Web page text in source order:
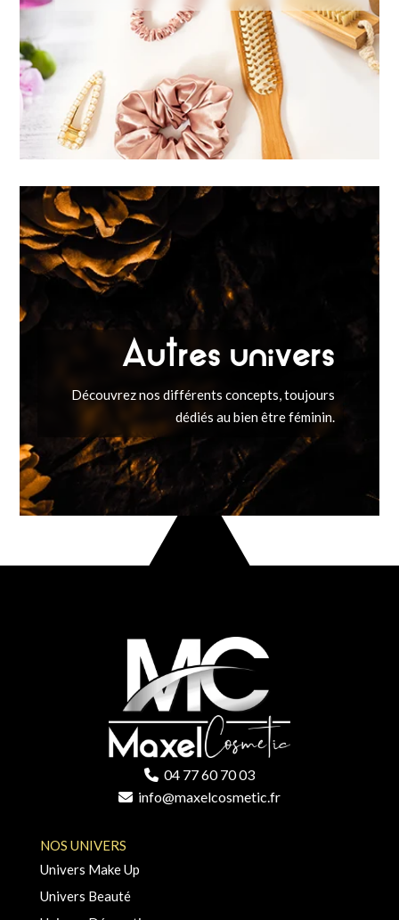
Autres univers
Découvrez nos différents concepts, toujours
dédiés au bien être féminin.
04 77 60 70 03
info@maxelcosmetic.fr
NOS UNIVERS
Univers Make Up
Univers Beauté